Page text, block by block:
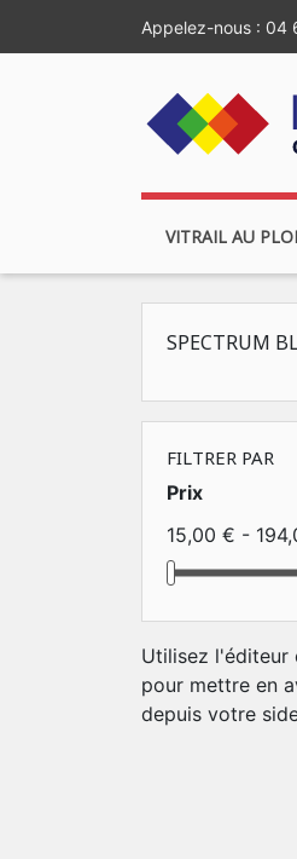
Appelez-nous : 04
VITRAIL AU
SPECTRUM
FILTRER PAR
Prix
15,00 € -
Utilisez l'éditeur
pour mettre en
depuis votre